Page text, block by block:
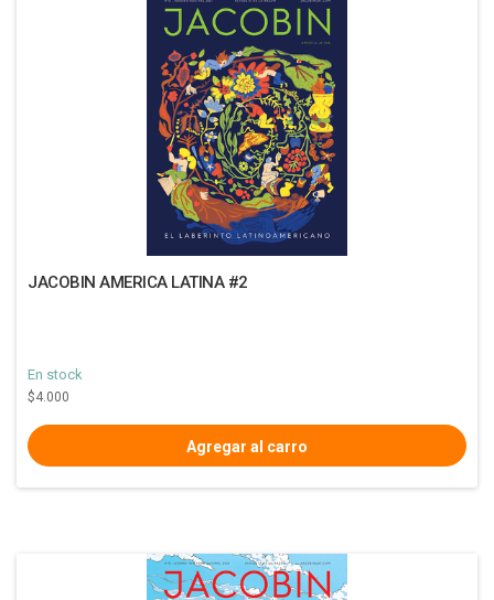
JACOBIN AMERICA LATINA #2
En stock
$4.000